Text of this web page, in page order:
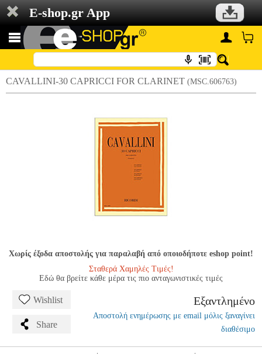
E-shop.gr App
CAVALLINI-30 CAPRICCI FOR CLARINET (MSC.606763)
Χωρίς έξοδα αποστολής για παραλαβή από οποιοδήποτε eshop point!
Σταθερά Χαμηλές Τιμές!
Εδώ θα βρείτε κάθε μέρα τις πιο ανταγωνιστικές τιμές
Wishlist
Share
Εξαντλημένο
Αποστολή ενημέρωσης με email μόλις ξαναγίνει
διαθέσιμο